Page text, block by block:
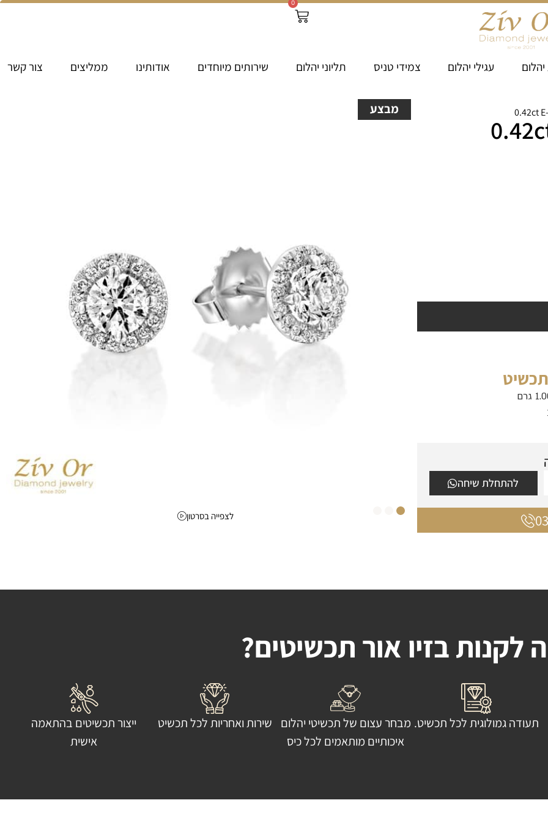
0
עגילי יהלום צמידי טניס תליוני יהלום שירותים מיוחדים אודותינו ממליצים צור קשר
מבצע
לצפייה בסרטון
להתחלת שיחה
לקנות בזיו אור תכשיטים?
תעודה גמולוגית לכל תכשיט. מבחר עצום של תכשיטי יהלום
איכותיים מותאמים לכל כיס
שירות ואחריות לכל תכשיט
ייצור תכשיטים בהתאמה
אישית